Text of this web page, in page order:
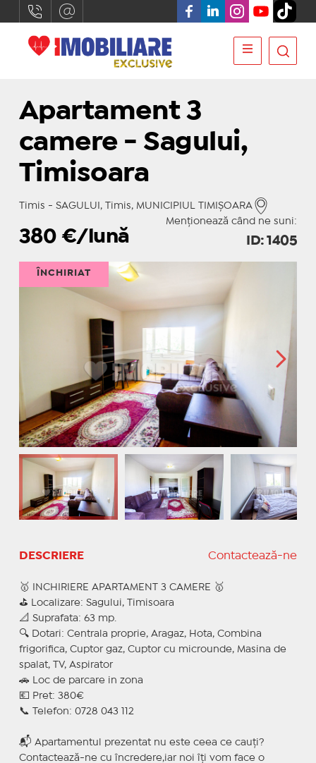
Apartament 3
camere - Sagului,
Timisoara
Timis - SAGULUI, Timis, MUNICIPIUL TIMIŞOARA
Menționează când ne suni:
380 €/lună ID: 1405
ÎNCHIRIAT
DESCRIERE Contactează-ne
🥇 INCHIRIERE APARTAMENT 3 CAMERE 🥇
⛳ Localizare: Sagului, Timisoara
📐 Suprafata: 63 mp.
🔍 Dotari: Centrala proprie, Aragaz, Hota, Combina
frigorifica, Cuptor gaz, Cuptor cu microunde, Masina de
spalat, TV, Aspirator
🚗 Loc de parcare in zona
💶 Pret: 380€
📞 Telefon: 0728 043 112
📬 Apartamentul prezentat nu este ceea ce cauți?
Contactează-ne cu încredere,iar noi îți vom face o